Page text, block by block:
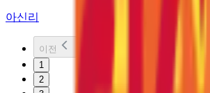
아신리
이전
1
2